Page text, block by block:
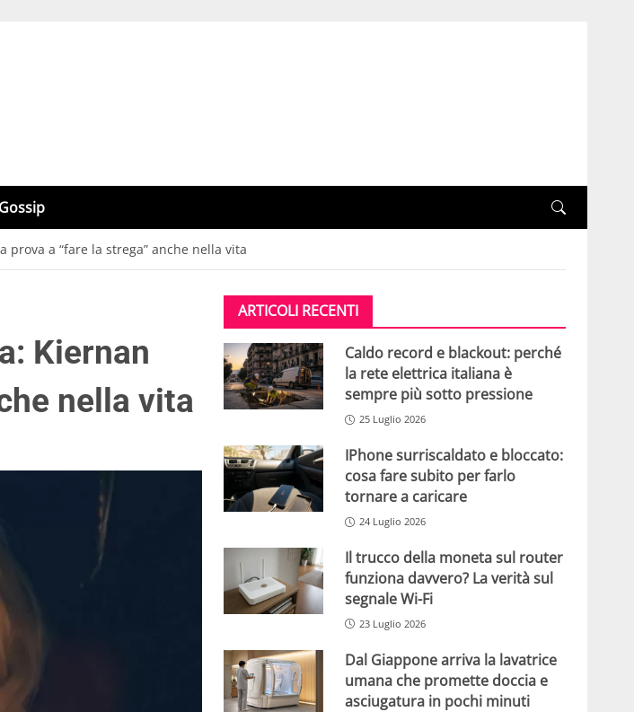
Gossip
a “fare la strega” anche nella vita
Kiernan
nella vita
ARTICOLI RECENTI
Caldo record e blackout: perché
la rete elettrica italiana è
sempre più sotto pressione
25 Luglio 2026
IPhone surriscaldato e bloccato:
cosa fare subito per farlo
tornare a caricare
24 Luglio 2026
Il trucco della moneta sul router
funziona davvero? La verità sul
segnale Wi-Fi
23 Luglio 2026
Dal Giappone arriva la lavatrice
umana che promette doccia e
asciugatura in pochi minuti